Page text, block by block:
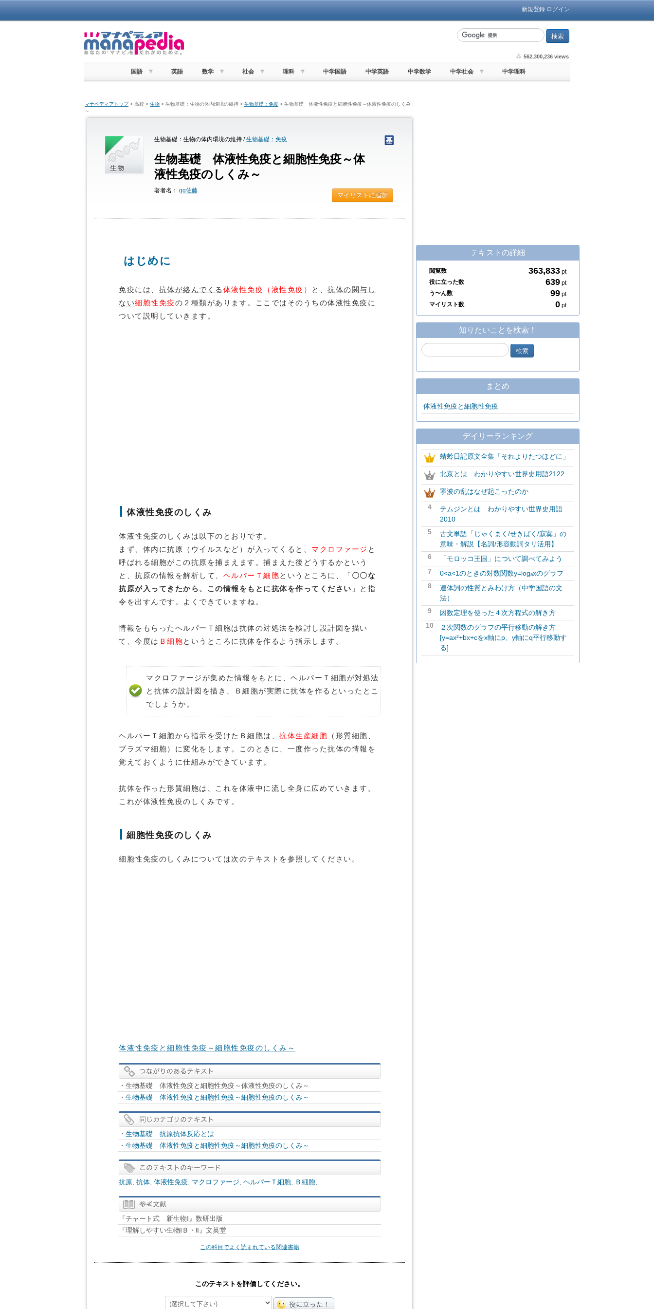
新規登録 ログイン
562,300,236 views
国語 英語 数学 社会 理科 中学国語 中学英語 中学数学 中学社会 中学理科
マナペディアトップ> 高校 > 生物 > 生物基礎：生物の体内環境の維持 > 生物基礎：免疫 > 生物基礎 体液性免疫と細胞性免疫～体液性免疫のしくみ
～
生物基礎：生物の体内環境の維持 /生物基礎：免疫
生物基礎 体液性免疫と細胞性免疫～体
液性免疫のしくみ～
著者名： gg佐藤
マイリストに追加
はじめに
免疫には、 抗体が絡んでくる 体液性免疫（液性免疫） と、 抗体の関与し
ない細胞性免疫の２種類があります。ここではそのうちの体液性免疫に
ついて説明していきます。
体液性免疫のしくみ
体液性免疫のしくみは以下のとおりです。
まず、体内に抗原（ウイルスなど）が入ってくると、 マクロファージ と
呼ばれる細胞がこの抗原を捕まえます。捕まえた後どうするかという
と、抗原の情報を解析して、 ヘルパーＴ細胞というところに、「 〇〇な
抗原が入ってきたから、この情報をもとに抗体を作ってください 」と指
令を出すんです。よくできていますね。
情報をもらったヘルパーＴ細胞は抗体の対処法を検討し設計図を描い
て、今度は Ｂ細胞というところに抗体を作るよう指示します。
マクロファージが集めた情報をもとに、ヘルパーＴ細胞が対処法
と抗体の設計図を描き、Ｂ細胞が実際に抗体を作るといったとこ
でしょうか。
ヘルパーＴ細胞から指示を受けたＢ細胞は、 抗体生産細胞 （形質細胞、
プラズマ細胞）に変化をします。このときに、一度作った抗体の情報を
覚えておくように仕組みができています。
抗体を作った形質細胞は、これを体液中に流し全身に広めていきます。
これが体液性免疫のしくみです。
細胞性免疫のしくみ
細胞性免疫のしくみについては次のテキストを参照してください。
体液性免疫と細胞性免疫～細胞性免疫のしくみ～
・生物基礎 体液性免疫と細胞性免疫～体液性免疫のしくみ～
・ 生物基礎 体液性免疫と細胞性免疫～細胞性免疫のしくみ～
・ 生物基礎 抗原抗体反応とは
・ 生物基礎 体液性免疫と細胞性免疫～細胞性免疫のしくみ～
抗原 抗体 体液性免疫 マクロファージ ヘルパーＴ細胞 Ｂ細胞
『チャート式 新生物Ⅰ』数研出版
『理解しやすい生物ⅠＢ・Ⅱ』文英堂
この科目でよく読まれている関連書籍
このテキストを評価してください。
テキストの詳細
閲覧数 363,833 pt
役に立った数
639 pt
う〜ん数
99 pt
マイリスト数
0 pt
知りたいことを検索！
まとめ
体液性免疫と細胞性免疫
デイリーランキング
蜻蛉日記原文全集「それよりたつほどに」
北京とは わかりやすい世界史用語2122
寧波の乱はなぜ起こったのか
4
テムジンとは わかりやすい世界史用語
2010
5
古文単語「じゃくまく/せきばく/寂寞」の
意味・解説【名詞/形容動詞タリ活用】
6
「モロッコ王国」について調べてみよう
7
0<a<1のときの対数関数y=logₐxのグラフ
8
連体詞の性質とみわけ方（中学国語の文
法）
9
因数定理を使った４次方程式の解き方
10
２次関数のグラフの平行移動の解き方
[y=ax²+bx+cをx軸にp、y軸にq平行移動す
る]